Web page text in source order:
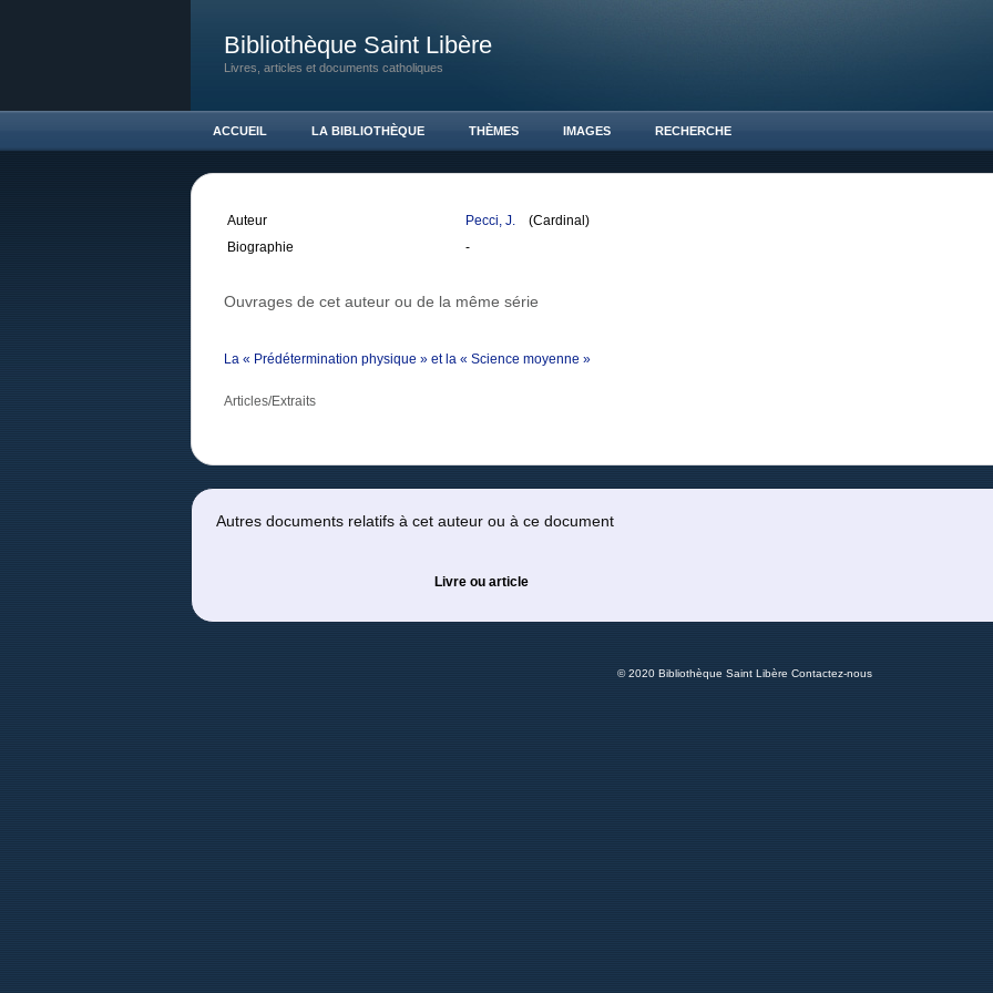
Bibliothèque Saint Libère
Livres, articles et documents catholiques
ACCUEIL LA BIBLIOTHÈQUE THÈMES IMAGES RECHERCHE
Auteur Pecci, J.
(Cardinal)
Biographie
-
Ouvrages de cet auteur ou de la même série
La « Prédétermination physique » et la « Science moyenne »
Articles/Extraits
Autres documents relatifs à cet auteur ou à ce document
Livre ou article
© 2020 Bibliothèque Saint Libère Contactez-nous